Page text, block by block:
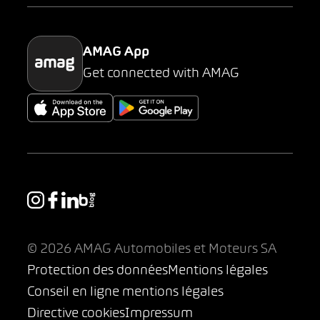
Parking
AMAG App
Get connected with AMAG
© 2026 AMAG Automobiles et Moteurs SA
Protection des donnéesMentions légales
Conseil en ligne mentions légales
Directive cookiesImpressum